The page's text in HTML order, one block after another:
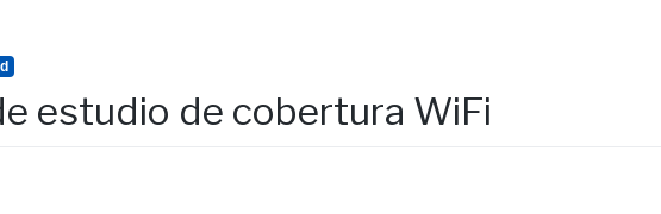
estudio de cobertura WiFi